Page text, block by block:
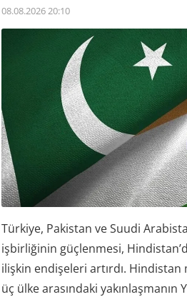
08.08.2026 20:10
Türkiye, Pakistan ve Suudi
işbirliğinin güçlenmesi,
ilişkin endişeleri artırdı.
üç ülke arasındaki yakınlaşmanın